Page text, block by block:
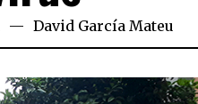
David García Mateu